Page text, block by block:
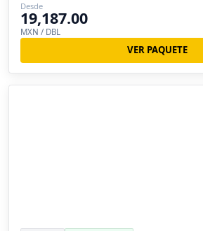
Desde
19,187.00
MXN / DBL
VER PAQUETE